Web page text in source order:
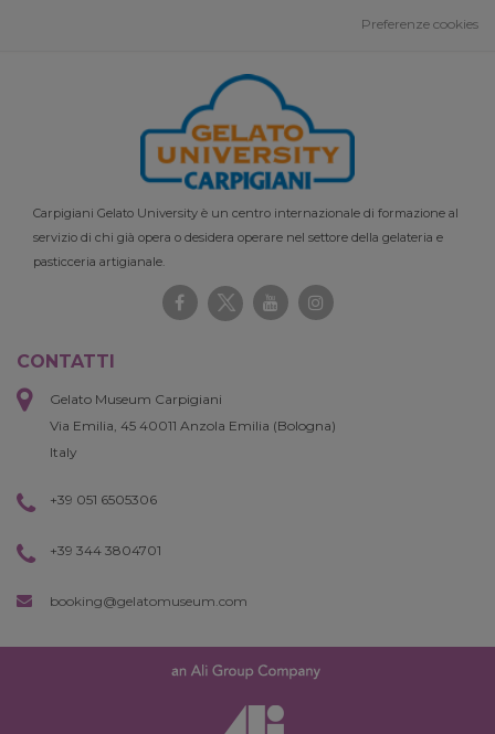
Preferenze cookies
Carpigiani Gelato University è un centro internazionale di formazione al
servizio di chi già opera o desidera operare nel settore della gelateria e
pasticceria artigianale.
CONTATTI
Gelato Museum Carpigiani
Via Emilia, 45 40011 Anzola Emilia (Bologna)
Italy
+39 051 6505306
+39 344 3804701
booking@gelatomuseum.com